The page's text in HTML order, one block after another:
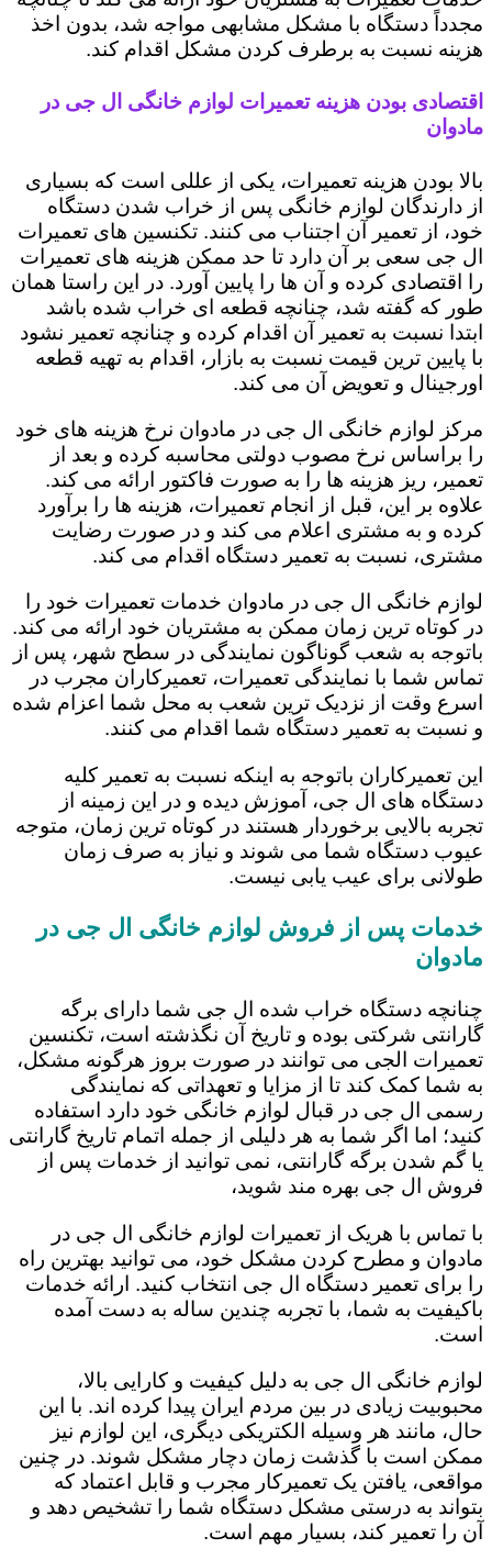
مجدداً دستگاه با مشکل مشابهی مواجه شد، بدون اخذ
هزینه نسبت به برطرف کردن مشکل اقدام کند.
اقتصادی بودن هزینه تعمیرات لوازم خانگی ال جی در
مادوان
بالا بودن هزینه تعمیرات، یکی از عللی است که بسیاری
از دارندگان لوازم خانگی پس از خراب شدن دستگاه
خود، از تعمیر آن اجتناب می کنند. تکنسین های تعمیرات
ال جی سعی بر آن دارد تا حد ممکن هزینه های تعمیرات
را اقتصادی کرده و آن ها را پایین آورد. در این راستا همان
طور که گفته شد، چنانچه قطعه ای خراب شده باشد
ابتدا نسبت به تعمیر آن اقدام کرده و چنانچه تعمیر نشود
با پایین ترین قیمت نسبت به بازار، اقدام به تهیه قطعه
اورجینال و تعویض آن می کند.
مرکز لوازم خانگی ال جی در مادوان نرخ هزینه های خود
را براساس نرخ مصوب دولتی محاسبه کرده و بعد از
تعمیر، ریز هزینه ها را به صورت فاکتور ارائه می کند.
علاوه بر این، قبل از انجام تعمیرات، هزینه ها را برآورد
کرده و به مشتری اعلام می کند و در صورت رضایت
مشتری، نسبت به تعمیر دستگاه اقدام می کند.
لوازم خانگی ال جی در مادوان خدمات تعمیرات خود را
در کوتاه ترین زمان ممکن به مشتریان خود ارائه می کند.
باتوجه به شعب گوناگون نمایندگی در سطح شهر، پس از
تماس شما با نمایندگی تعمیرات، تعمیرکاران مجرب در
اسرع وقت از نزدیک ترین شعب به محل شما اعزام شده
و نسبت به تعمیر دستگاه شما اقدام می کنند.
این تعمیرکاران باتوجه به اینکه نسبت به تعمیر کلیه
دستگاه های ال جی، آموزش دیده و در این زمینه از
تجربه بالایی برخوردار هستند در کوتاه ترین زمان، متوجه
عیوب دستگاه شما می شوند و نیاز به صرف زمان
طولانی برای عیب یابی نیست.
خدمات پس از فروش لوازم خانگی ال جی در
مادوان
چنانچه دستگاه خراب شده ال جی شما دارای برگه
گارانتی شرکتی بوده و تاریخ آن نگذشته است، تکنسین
تعمیرات الجی می توانند در صورت بروز هرگونه مشکل،
به شما کمک کند تا از مزایا و تعهداتی که نمایندگی
رسمی ال جی در قبال لوازم خانگی خود دارد استفاده
کنید؛ اما اگر شما به هر دلیلی از جمله اتمام تاریخ گارانتی
یا گم شدن برگه گارانتی، نمی توانید از خدمات پس از
فروش ال جی بهره مند شوید،
با تماس با هریک از تعمیرات لوازم خانگی ال جی در
مادوان و مطرح کردن مشکل خود، می توانید بهترین راه
را برای تعمیر دستگاه ال جی انتخاب کنید. ارائه خدمات
باکیفیت به شما، با تجربه چندین ساله به دست آمده
است.
لوازم خانگی ال جی به دلیل کیفیت و کارایی بالا،
محبوبیت زیادی در بین مردم ایران پیدا کرده اند. با این
حال، مانند هر وسیله الکتریکی دیگری، این لوازم نیز
ممکن است با گذشت زمان دچار مشکل شوند. در چنین
مواقعی، یافتن یک تعمیرکار مجرب و قابل اعتماد که
بتواند به درستی مشکل دستگاه شما را تشخیص دهد و
آن را تعمیر کند، بسیار مهم است.